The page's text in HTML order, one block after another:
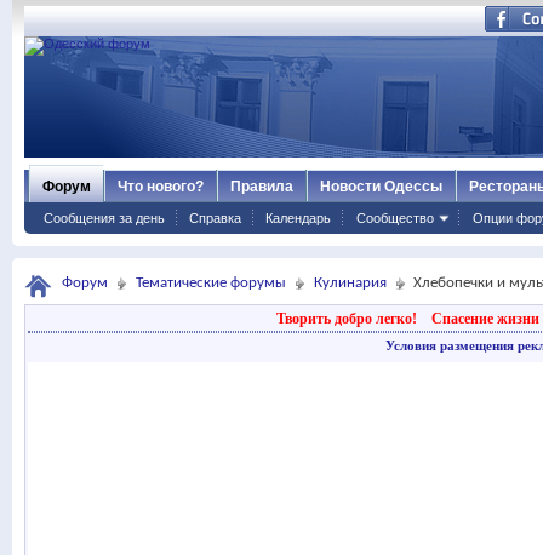
Форум
Сообщения за день Справка Календарь Сообщество Опции
Что нового? Правила Новости Одессы
Форум Тематические форумы Кулинария Хлебопечки и
Творить добро легко! Спасение жизни
Условия размещения